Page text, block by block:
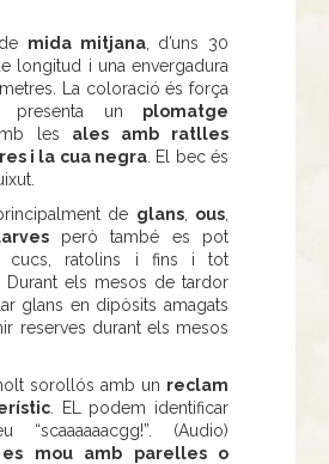
mida mitjana, d’uns 30
longitud i una envergadura
La coloració és força
presenta un plomatge
les ales amb ratlles
i la cua negra . El bec és
de glans, ous
larvesperò també es pot
cucs, ratolins i fins i tot
Durant els mesos de tardor
glans en dipòsits amagats
reserves durant els mesos
sorollós amb un reclam
. EL podem identificar
(Audio)
es mou amb parelles o